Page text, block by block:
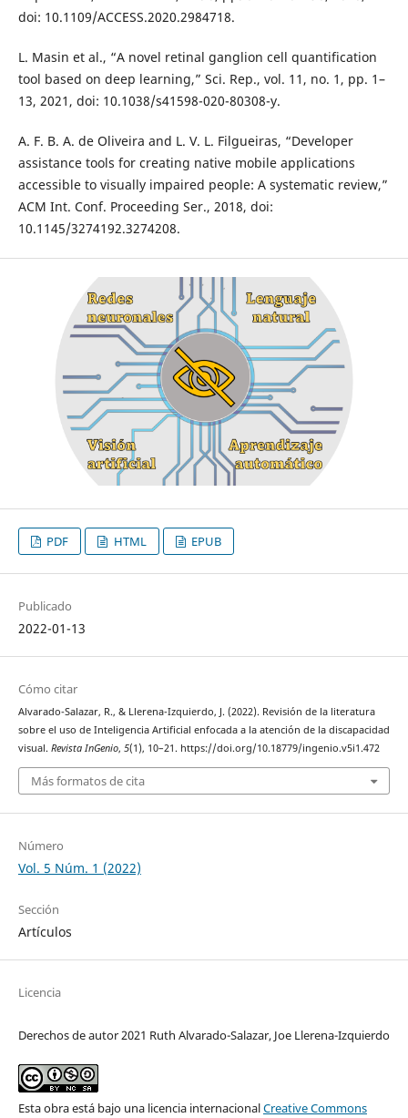
doi: 10.1109/ACCESS.2020.2984718.
L. Masin et al., “A novel retinal ganglion cell quantification
tool based on deep learning,” Sci. Rep., vol. 11, no. 1, pp. 1–
13, 2021, doi: 10.1038/s41598-020-80308-y.
A. F. B. A. de Oliveira and L. V. L. Filgueiras, “Developer
assistance tools for creating native mobile applications
accessible to visually impaired people: A systematic review,”
ACM Int. Conf. Proceeding Ser., 2018, doi:
10.1145/3274192.3274208.
PDF HTML EPUB
Publicado
2022-01-13
Cómo citar
Alvarado-Salazar, R., & Llerena-Izquierdo, J. (2022). Revisión de la literatura
sobre el uso de Inteligencia Artificial enfocada a la atención de la discapacidad
visual. Revista InGenio, 5(1), 10–21. https://doi.org/10.18779/ingenio.v5i1.472
Más formatos de cita
Número
Vol. 5 Núm. 1 (2022)
Sección
Artículos
Licencia
Derechos de autor 2021 Ruth Alvarado-Salazar, Joe Llerena-Izquierdo
Esta obra está bajo una licencia internacionalCreative Commons